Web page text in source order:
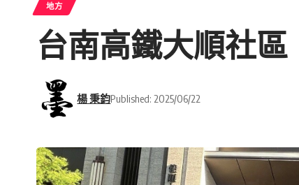
地方
台南高鐵大順社
楊 秉鈞Published: 2025/06/22